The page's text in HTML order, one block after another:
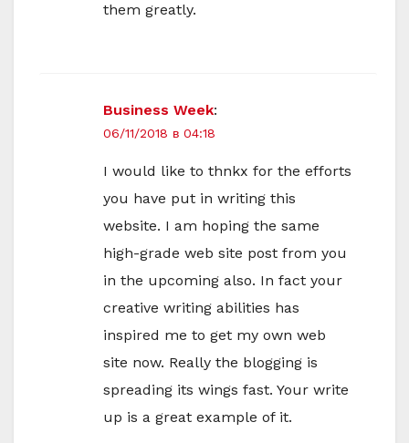
them greatly.
Business Week:
06/11/2018 в 04:18
I would like to thnkx for the efforts
you have put in writing this
website. I am hoping the same
high-grade web site post from you
in the upcoming also. In fact your
creative writing abilities has
inspired me to get my own web
site now. Really the blogging is
spreading its wings fast. Your write
up is a great example of it.